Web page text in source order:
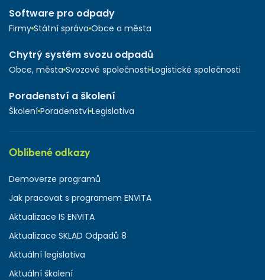
Software pro odpady
Firmy Státní správa Obce a města
Chytrý systém svozu odpadů
Obce, města Svozové společnosti Logistické společnosti
Poradenství a školení
Školení Poradenství Legislativa
Oblíbené odkazy
Demoverze programů
Jak pracovat s programem ENVITA
Aktualizace IS ENVITA
Aktualizace SKLAD Odpadů 8
Aktuální legislativa
Aktuální školení